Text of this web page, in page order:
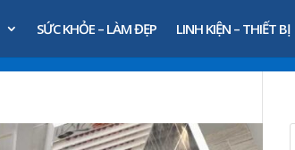
SỨC KHỎE – LÀM ĐẸP LINH KIỆN – THIẾT BỊ